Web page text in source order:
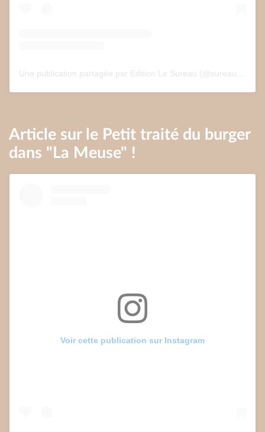
Article sur le Petit traité du burger
dans "La Meuse" !
Voir cette publication sur Instagram